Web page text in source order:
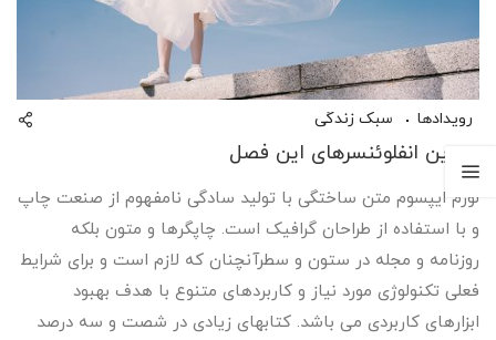
رویدادها سبک زندگی
برترین انفلوئنسرهای این فصل
لورم ایپسوم متن ساختگی با تولید سادگی نامفهوم از صنعت چاپ
و با استفاده از طراحان گرافیک است. چاپگرها و متون بلکه
روزنامه و مجله در ستون و سطرآنچنان که لازم است و برای شرایط
فعلی تکنولوژی مورد نیاز و کاربردهای متنوع با هدف بهبود
ابزارهای کاربردی می باشد. کتابهای زیادی در شصت و سه درصد